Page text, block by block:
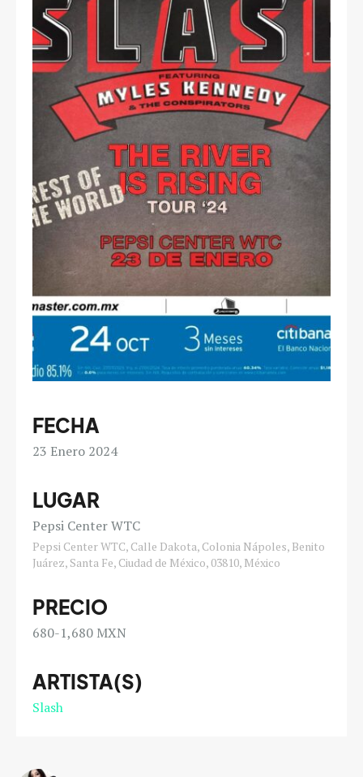
FECHA
23 Enero 2024
LUGAR
Pepsi Center WTC
Pepsi Center WTC, Calle Dakota, Colonia Nápoles, Benito
Juárez, Santa Fe, Ciudad de México, 03810, México
PRECIO
680-1,680 MXN
ARTISTA(S)
Slash